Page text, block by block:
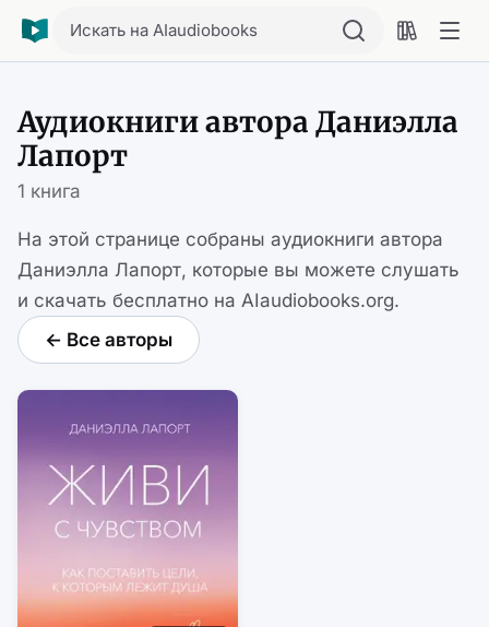
Искать на AIaudiobooks
Аудиокниги автора Даниэлла
Лапорт
1 книга
На этой странице собраны аудиокниги автора
Даниэлла Лапорт, которые вы можете слушать
и скачать бесплатно на AIaudiobooks.org.
← Все авторы